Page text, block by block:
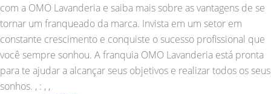
com a OMO Lavanderia e saiba mais sobre as vantagens de se
tornar um franqueado da marca. Invista em um setor em
constante crescimento e conquiste o sucesso profissional que
você sempre sonhou. A franquia OMO Lavanderia está pronta
para te ajudar a alcançar seus objetivos e realizar todos os seus
sonhos. , : , ,